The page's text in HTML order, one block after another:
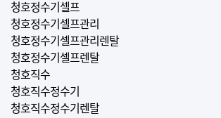
청호정수기셀프
청호정수기셀프관리
청호정수기셀프관리렌탈
청호정수기셀프렌탈
청호직수
청호직수정수기
청호직수정수기렌탈